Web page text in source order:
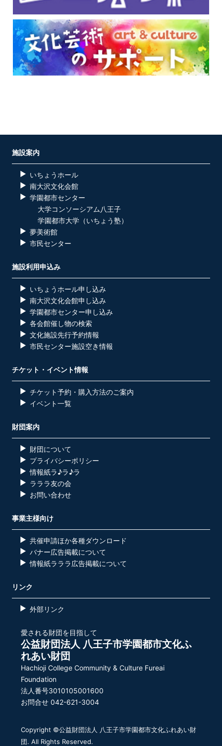
愛される財団を目指して
公益財団法人 八王子市学園都市文化ふ
れあい財団
Hachioji College Community & Culture Fureai
Foundation
法人番号3010105001600
お問合せ 042-621-3004
施設案内
いちょうホール
南大沢文化会館
学園都市センター
大学コンソーシアム八王子
学園都市大学（いちょう塾）
夢美術館
市民センター
施設利用申込み
いちょうホール申し込み
南大沢文化会館申し込み
学園都市センター申し込み
各会館催し物の検索
文化施設先行予約情報
市民センター施設空き情報
チケット・イベント情報
チケット予約・購入方法のご案内
イベント一覧
財団案内
財団について
プライバシーポリシー
情報紙ラ♪ラ♪ラ
ラララ友の会
お問い合わせ
事業主様向け
共催申請ほか各種ダウンロード
バナー広告掲載について
情報紙ラララ広告掲載について
リンク
外部リンク
Copyright ©公益財団法人 八王子市学園都市文化ふれあい財
団. All Rights Reserved.